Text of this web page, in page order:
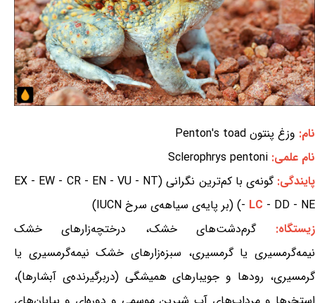
نام: وزغ پنتون Penton's toad
نام علمی: Sclerophrys pentoni
پایندگی:
گونه‌ی با کم‌ترین نگرانی (EX - EW - CR - EN - VU - NT
- LC - DD - NE) (بر پایه‌ی سیاهه‌ی سرخ IUCN)
زیستگاه:گرم‌دشت‌های خشک، درختچه‌زارهای خشک
نیمه‌گرمسیری یا گرمسیری، سبزه‌زارهای خشک نیمه‌گرمسیری یا
گرمسیری، رودها و جویبارهای همیشگی (دربرگیرنده‌ی آبشارها)،